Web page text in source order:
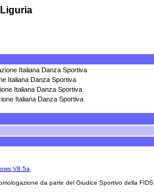
Italiana Danza Sportiva
Italiana Danza Sportiva
Italiana Danza Sportiva
Italiana Danza Sportiva
V8.5a
da parte del Giudice Sportivo della FIDS.